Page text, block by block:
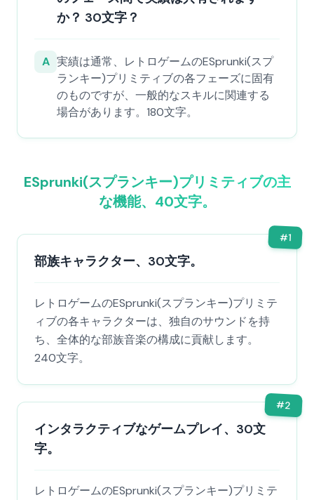
か？ 30文字？
A 実績は通常、レトロゲームのESprunki(スプ
ランキー)プリミティブの各フェーズに固有
のものですが、一般的なスキルに関連する
場合があります。180文字。
ESprunki(スプランキー)プリミティブの主
な機能、40文字。
#1
部族キャラクター、30文字。
レトロゲームのESprunki(スプランキー)プリミテ
ィブの各キャラクターは、独自のサウンドを持
ち、全体的な部族音楽の構成に貢献します。
240文字。
#2
インタラクティブなゲームプレイ、30文
字。
レトロゲームのESprunki(スプランキー)プリミテ